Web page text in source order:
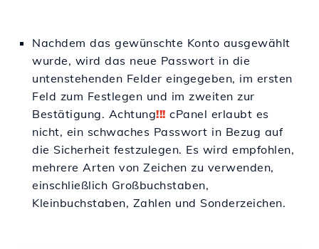
Nachdem das gewünschte Konto ausgewählt
wurde, wird das neue Passwort in die
untenstehenden Felder eingegeben, im ersten
Feld zum Festlegen und im zweiten zur
Bestätigung. Achtung!!! cPanel erlaubt es
nicht, ein schwaches Passwort in Bezug auf
die Sicherheit festzulegen. Es wird empfohlen,
mehrere Arten von Zeichen zu verwenden,
einschließlich Großbuchstaben,
Kleinbuchstaben, Zahlen und Sonderzeichen.